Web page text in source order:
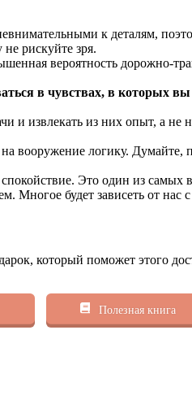
к деталям,
рискуйте зря.
вероятность дорожно-
в чувствах, в которых
и извлекать из них опыт, а не
вооружение логику. Думайте,
Это один из самых
Многое будет зависеть от нас
который поможет этого
Полезная книга